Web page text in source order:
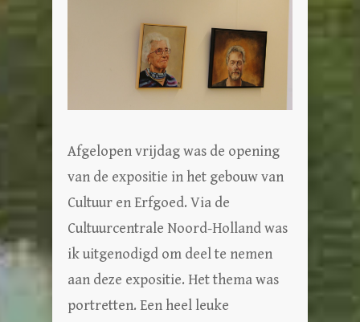
Afgelopen vrijdag was de opening
van de expositie in het gebouw van
Cultuur en Erfgoed. Via de
Cultuurcentrale Noord-Holland was
ik uitgenodigd om deel te nemen
aan deze expositie. Het thema was
portretten. Een heel leuke